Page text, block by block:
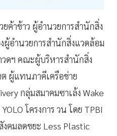
ค้าข้าว ผู้อำนวยการสำนักสิ่ง
อำนวยการสำนักสิ่งแวดล้อม
ดฯ คณะผู้บริหารสำนักสิ่ง
ผู้แทนภาคีเครือข่าย
กลุ่มสมาคมซาเล้ง Wake
โครงการ วน โดย TPBI
คมลดขยะ Less Plastic